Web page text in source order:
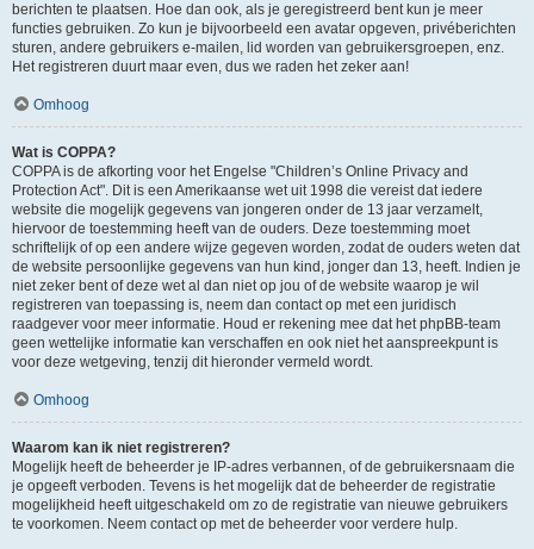
berichten te plaatsen. Hoe dan ook, als je geregistreerd bent kun je meer
functies gebruiken. Zo kun je bijvoorbeeld een avatar opgeven, privéberichten
sturen, andere gebruikers e-mailen, lid worden van gebruikersgroepen, enz.
Het registreren duurt maar even, dus we raden het zeker aan!
Omhoog
Wat is COPPA?
COPPA is de afkorting voor het Engelse "Children’s Online Privacy and
Protection Act". Dit is een Amerikaanse wet uit 1998 die vereist dat iedere
website die mogelijk gegevens van jongeren onder de 13 jaar verzamelt,
hiervoor de toestemming heeft van de ouders. Deze toestemming moet
schriftelijk of op een andere wijze gegeven worden, zodat de ouders weten dat
de website persoonlijke gegevens van hun kind, jonger dan 13, heeft. Indien je
niet zeker bent of deze wet al dan niet op jou of de website waarop je wil
registreren van toepassing is, neem dan contact op met een juridisch
raadgever voor meer informatie. Houd er rekening mee dat het phpBB-team
geen wettelijke informatie kan verschaffen en ook niet het aanspreekpunt is
voor deze wetgeving, tenzij dit hieronder vermeld wordt.
Omhoog
Waarom kan ik niet registreren?
Mogelijk heeft de beheerder je IP-adres verbannen, of de gebruikersnaam die
je opgeeft verboden. Tevens is het mogelijk dat de beheerder de registratie
mogelijkheid heeft uitgeschakeld om zo de registratie van nieuwe gebruikers
te voorkomen. Neem contact op met de beheerder voor verdere hulp.